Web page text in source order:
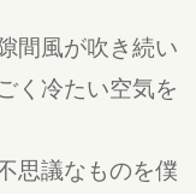
間風が吹き続い
く冷たい空気を
思議なものを僕